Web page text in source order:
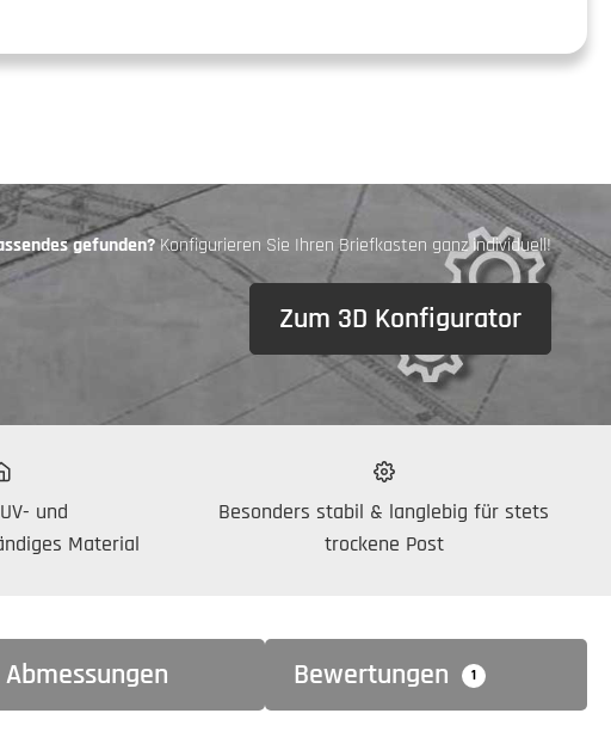
gefunden?Konfigurieren Sie Ihren Briefkasten ganz individuell!
Zum 3D Konfigurator
und
Material
Besonders stabil & langlebig für stets
trockene Post
Abmessungen Bewertungen 1